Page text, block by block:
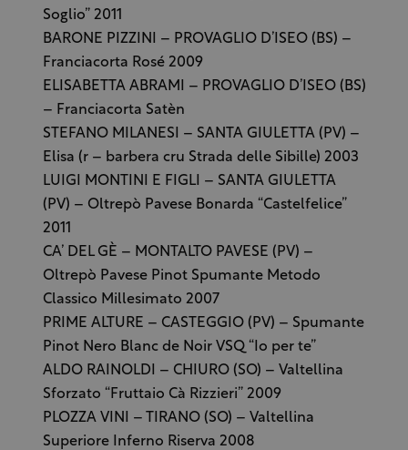
Soglio” 2011
BARONE PIZZINI – PROVAGLIO D’ISEO (BS) –
Franciacorta Rosé 2009
ELISABETTA ABRAMI – PROVAGLIO D’ISEO (BS)
– Franciacorta Satèn
STEFANO MILANESI – SANTA GIULETTA (PV) –
Elisa (r – barbera cru Strada delle Sibille) 2003
LUIGI MONTINI E FIGLI – SANTA GIULETTA
(PV) – Oltrepò Pavese Bonarda “Castelfelice”
2011
CA’ DEL GÈ – MONTALTO PAVESE (PV) –
Oltrepò Pavese Pinot Spumante Metodo
Classico Millesimato 2007
PRIME ALTURE – CASTEGGIO (PV) – Spumante
Pinot Nero Blanc de Noir VSQ “Io per te”
ALDO RAINOLDI – CHIURO (SO) – Valtellina
Sforzato “Fruttaio Cà Rizzieri” 2009
PLOZZA VINI – TIRANO (SO) – Valtellina
Superiore Inferno Riserva 2008